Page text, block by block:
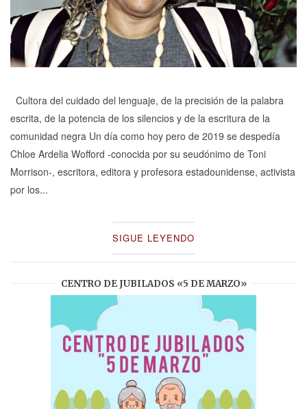
Cultora del cuidado del lenguaje, de la precisión de la palabra
escrita, de la potencia de los silencios y de la escritura de la
comunidad negra Un día como hoy pero de 2019 se despedía
Chloe Ardelia Wofford -conocida por su seudónimo de Toni
Morrison-, escritora, editora y profesora estadounidense, activista
por los...
SIGUE LEYENDO
CENTRO DE JUBILADOS «5 DE MARZO»